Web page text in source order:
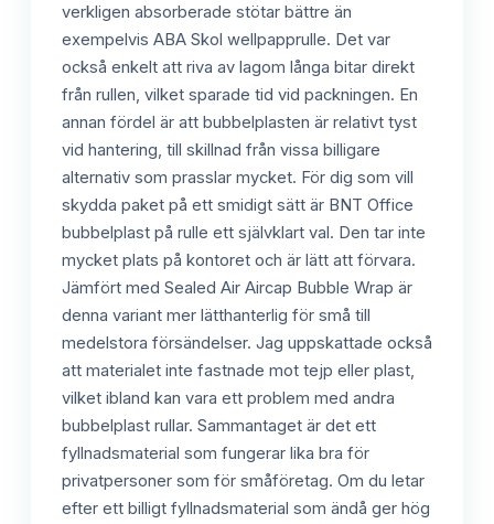
verkligen absorberade stötar bättre än
exempelvis ABA Skol wellpapprulle. Det var
också enkelt att riva av lagom långa bitar direkt
från rullen, vilket sparade tid vid packningen. En
annan fördel är att bubbelplasten är relativt tyst
vid hantering, till skillnad från vissa billigare
alternativ som prasslar mycket. För dig som vill
skydda paket på ett smidigt sätt är BNT Office
bubbelplast på rulle ett självklart val. Den tar inte
mycket plats på kontoret och är lätt att förvara.
Jämfört med Sealed Air Aircap Bubble Wrap är
denna variant mer lätthanterlig för små till
medelstora försändelser. Jag uppskattade också
att materialet inte fastnade mot tejp eller plast,
vilket ibland kan vara ett problem med andra
bubbelplast rullar. Sammantaget är det ett
fyllnadsmaterial som fungerar lika bra för
privatpersoner som för småföretag. Om du letar
efter ett billigt fyllnadsmaterial som ändå ger hög